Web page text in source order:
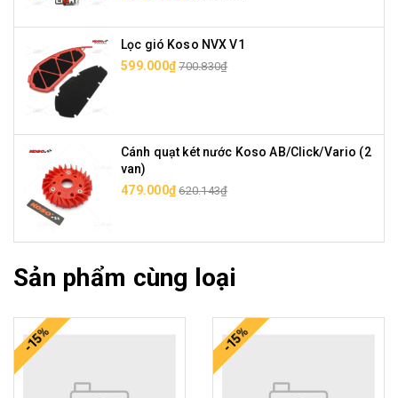
Lọc gió Koso NVX V1
599.000₫ 700.830₫
Cánh quạt két nước Koso AB/Click/Vario (2
van)
479.000₫ 620.143₫
Sản phẩm cùng loại
-15% -15%